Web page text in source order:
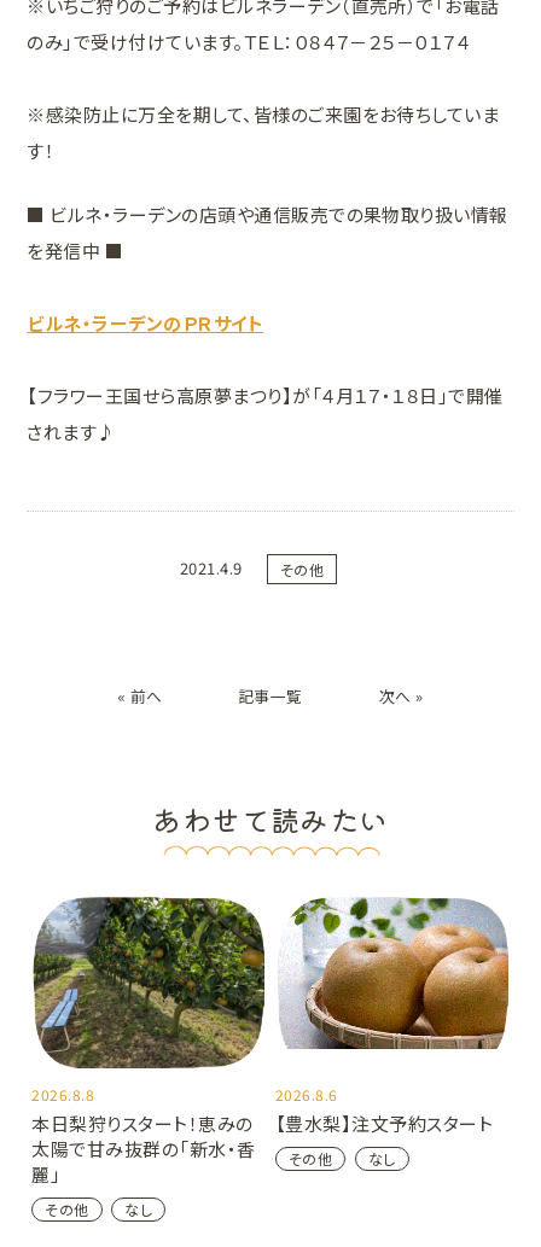
※いちご狩りのご予約はビルネラーデン（直売所）で「お電話
のみ」で受け付けています。ＴＥＬ：０８４７－２５－０１７４
※感染防止に万全を期して、皆様のご来園をお待ちしていま
す！
■ ビルネ・ラーデンの店頭や通信販売での果物取り扱い情報
を発信中 ■
ビルネ・ラーデンのＰＲサイト
【フラワー王国せら高原夢まつり】が「４月１７・１８日」で開催
されます♪
2021.4.9 その他
« 前へ 記事一覧 次へ »
あわせて読みたい
2026.8.8
本日梨狩りスタート！恵みの
太陽で甘み抜群の「新水・香
麗」
その他 なし
2026.8.6
【豊水梨】注文予約スタート
その他 なし